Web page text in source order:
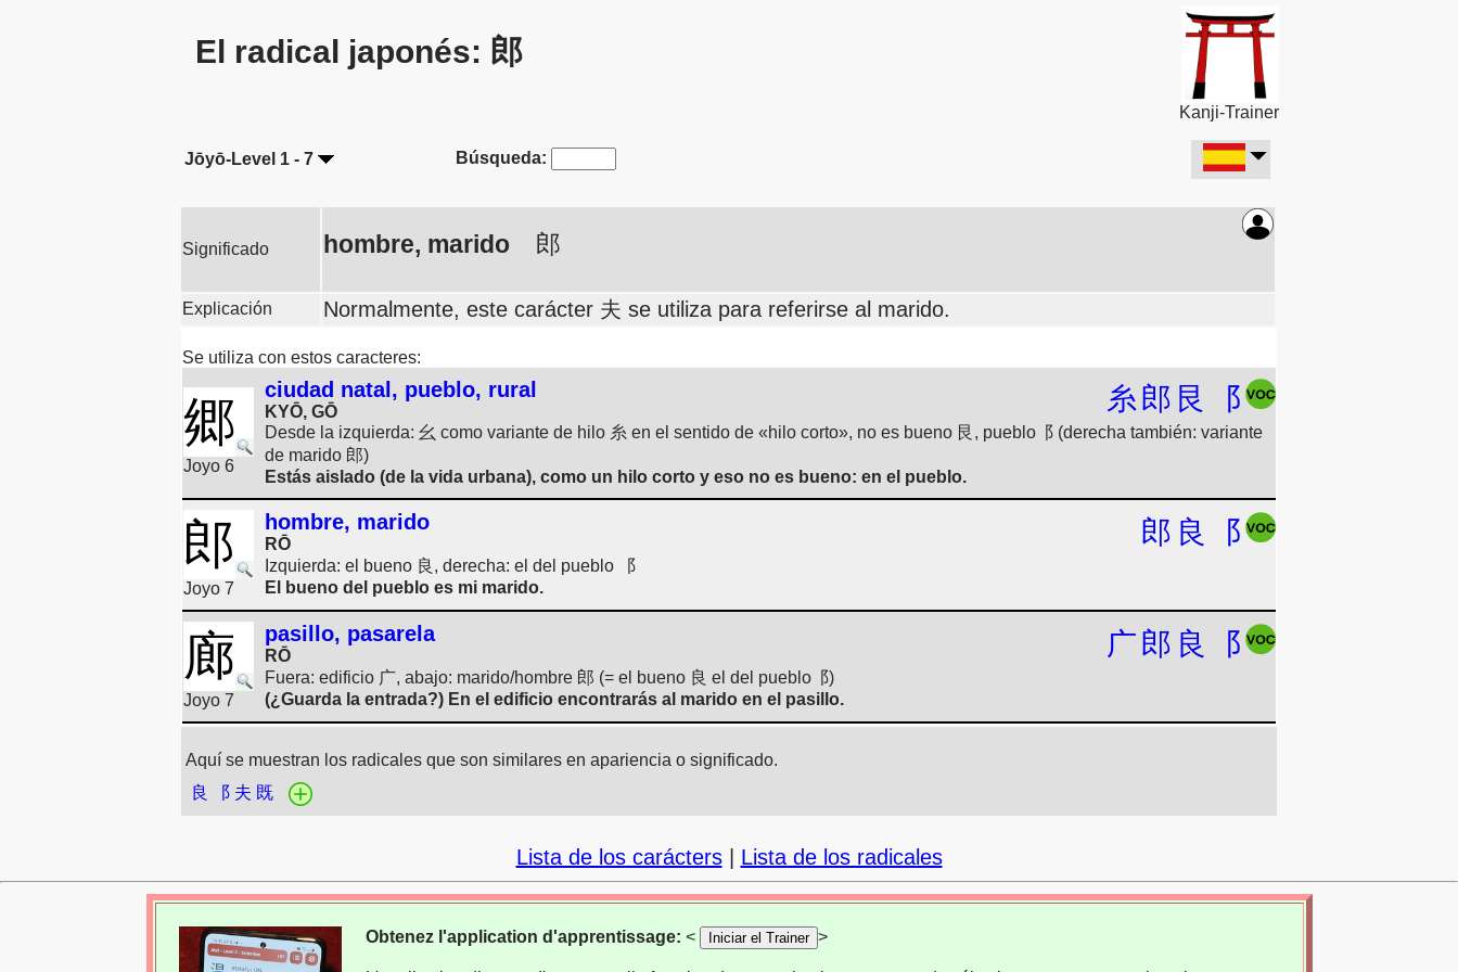
El radical japonés: 郎
Kanji-Trainer
Jōyō-Level 1 - 7 Búsqueda:
Significado hombre, marido 郎
Explicación Normalmente, este carácter 夫 se utiliza para referirse al marido.
Se utiliza con estos caracteres:
郷
Joyo 6
ciudad natal, pueblo, rural
KYŌ, GŌ 糸郎 艮 ⻏
Desde la izquierda: 幺 como variante de hilo 糸 en el sentido de «hilo corto», no es bueno 艮, pueblo⻏ (derecha también: variante
de marido 郎)
Estás aislado (de la vida urbana), como un hilo corto y eso no es bueno: en el pueblo.
郎
Joyo 7
hombre, marido
RŌ 郎 良 ⻏
Izquierda: el bueno 良, derecha: el del pueblo ⻏
El bueno del pueblo es mi marido.
廊
Joyo 7
pasillo, pasarela
RŌ 广郎 良 ⻏
Fuera: edificio 广, abajo: marido/hombre 郎 (= el bueno 良 el del pueblo⻏)
(¿Guarda la entrada?) En el edificio encontrarás al marido en el pasillo.
Aquí se muestran los radicales que son similares en apariencia o significado.
良
⻏ 夫 既
Lista de los carácters| Lista de los radicales
Obtenez l'application d'apprentissage: < Iniciar el Trainer >